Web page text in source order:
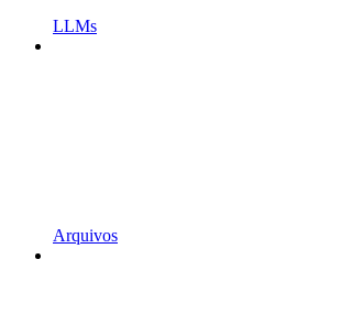
LLMs
Arquivos